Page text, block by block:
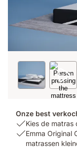
Onze best
USP
1:
Kies
Kies de matras
USPEmma Original
matrassen